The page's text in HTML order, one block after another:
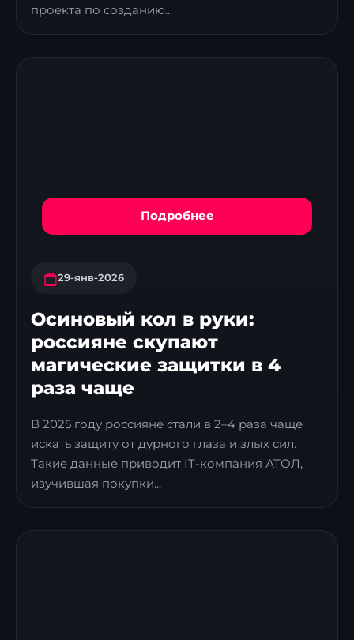
проекта по созданию...
Подробнее
29-янв-2026
Осиновый кол в руки:
россияне скупают
магические защитки в 4
раза чаще
В 2025 году россияне стали в 2–4 раза чаще
искать защиту от дурного глаза и злых сил.
Такие данные приводит IT-компания АТОЛ,
изучившая покупки...